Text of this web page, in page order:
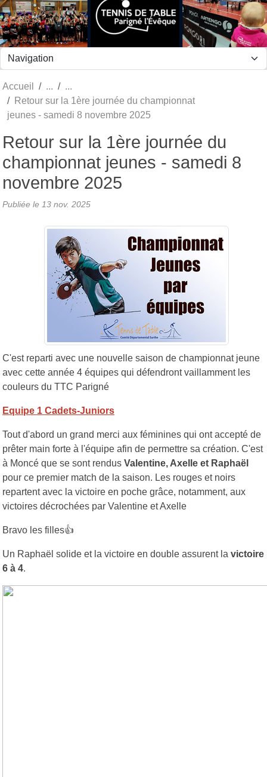
Accueil
Retour sur la 1ère journée du championnat
jeunes - samedi 8 novembre 2025
Retour sur la 1ère journée du
championnat jeunes - samedi 8
novembre 2025
Publiée le 13 nov. 2025
C'est reparti avec une nouvelle saison de championnat jeune
avec cette année 4 équipes qui défendront vaillamment les
couleurs du TTC Parigné
Equipe 1 Cadets-Juniors
Tout d'abord un grand merci aux féminines qui ont accepté de
prêter main forte à l'équipe afin de permettre sa création. C'est
à Moncé que se sont rendus Valentine, Axelle et Raphaël
pour ce premier match de la saison. Les rouges et noirs
repartent avec la victoire en poche grâce, notamment, aux
victoires décrochées par Valentine et Axelle
Bravo les filles👍
Un Raphaël solide et la victoire en double assurent la victoire
6 à 4.
Panneau de gestion des cookies